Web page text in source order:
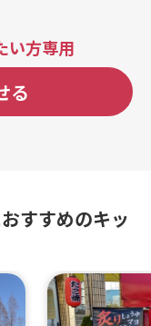
い方専用
る
すすめのキッ